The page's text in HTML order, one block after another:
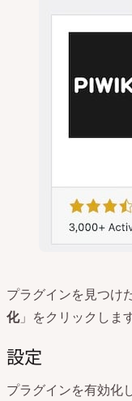
プラグインを見つけ
化」をクリックします
設定
プラグインを有効化